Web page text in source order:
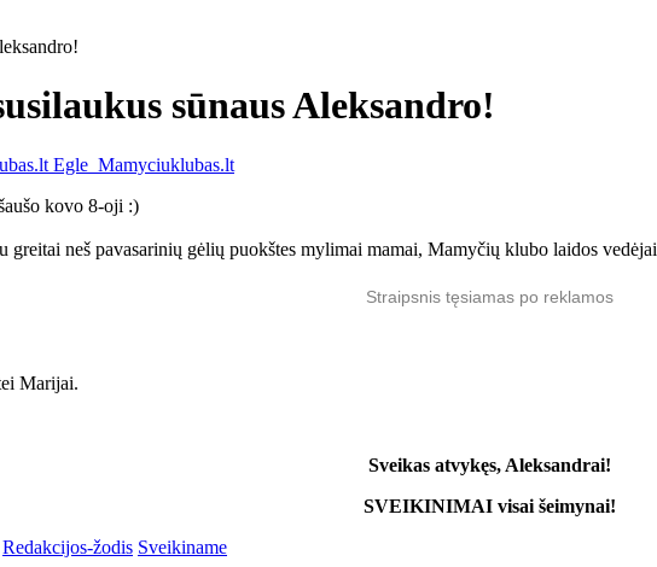
sūnaus Aleksandro!
Egle_Mamyciuklubas.lt
kovo 8-oji :)
greitai neš pavasarinių gėlių puokštes mylimai mamai, Mamyčių klubo laidos vedėjai
Straipsnis tęsiamas po reklamos
Marijai.
Sveikas atvykęs, Aleksandrai!
SVEIKINIMAI visai šeimynai!
Redakcijos-žodis Sveikiname